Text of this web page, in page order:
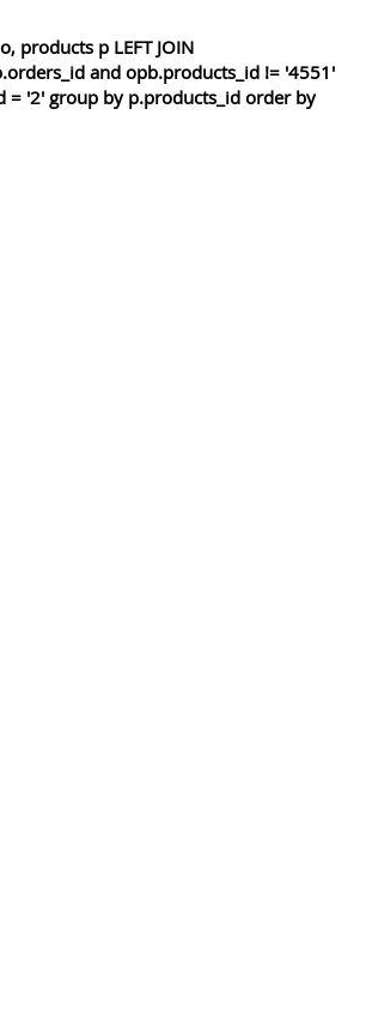
products p LEFT JOIN
and opb.products_id != '4551'
= '2' group by p.products_id order by